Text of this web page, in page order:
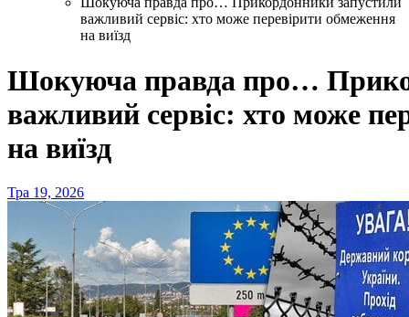
важливий сервіс: хто може перевірити обмеження
на виїзд
Шокуюча правда про…
важливий сервіс: хто може
на виїзд
Тра 19, 2026